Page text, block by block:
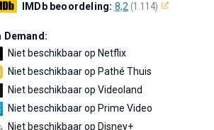
IMDb beoordeling: 8,2 (1.114)
Demand:
Niet beschikbaar op Netflix
Niet beschikbaar op Pathé Thuis
Niet beschikbaar op Videoland
Niet beschikbaar op Prime Video
Niet beschikbaar op Disney+